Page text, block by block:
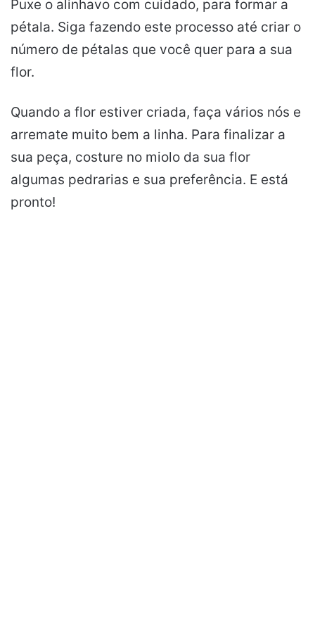
Puxe o alinhavo com cuidado, para formar a
pétala. Siga fazendo este processo até criar o
número de pétalas que você quer para a sua
flor.
Quando a flor estiver criada, faça vários nós e
arremate muito bem a linha. Para finalizar a
sua peça, costure no miolo da sua flor
algumas pedrarias e sua preferência. E está
pronto!